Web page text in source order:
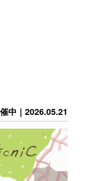
中｜2026.05.21